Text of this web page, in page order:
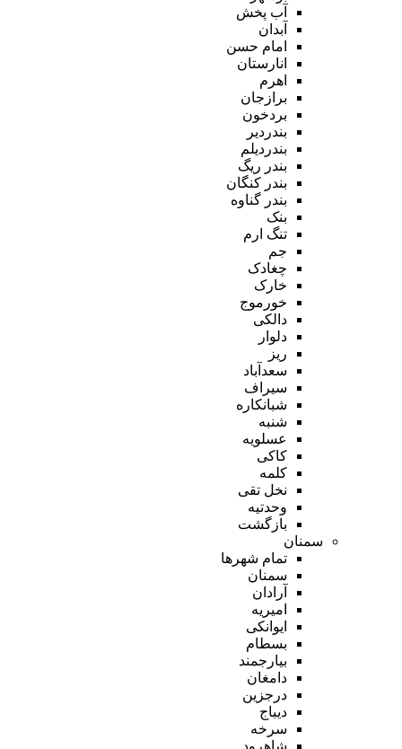
آب پخش
آبدان
امام حسن
انارستان
اهرم
برازجان
بردخون
بندردیر
بندردیلم
بندر ریگ
بندر کنگان
بندر گناوه
بنک
تنگ ارم
جم
چغادک
خارک
خورموج
دالکی
دلوار
ریز
سعدآباد
سیراف
شبانکاره
شنبه
عسلویه
کاکی
کلمه
نخل تقی
وحدتیه
بازگشت
سمنان
تمام شهر‌ها
سمنان
آرادان
امیریه
ایوانکی
بسطام
بیارجمند
دامغان
درجزین
دیباج
سرخه
شاهرود